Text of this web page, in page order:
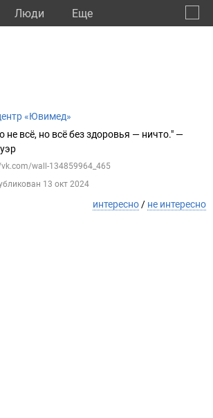
Люди Eще
«Ювимед»
не всё, но всё без здоровья — ничто." —
wall-134859964_465
13 окт 2024
интересно / не интересно